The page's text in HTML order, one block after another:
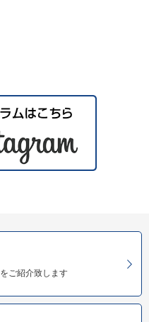
ご紹介致します